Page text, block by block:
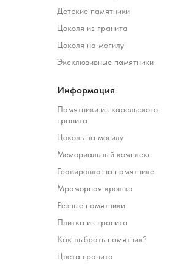
Детские памятники
Цоколя из гранита
Цоколя на могилу
Эксклюзивные памятники
Информация
Памятники из карельского
гранита
Цоколь на могилу
Мемориальный комплекс
Гравировка на памятнике
Мраморная крошка
Резные памятники
Плитка из гранита
Как выбрать памятник?
Цвета гранита